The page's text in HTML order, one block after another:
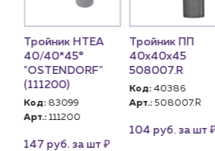
Тройник HTEA
40/40*45°
"OSTENDORF"
(111200)
Код: 83099
Арт.: 111200
147 руб. за шт₽
Тройник ПП
40х40х45
508007.R
Код: 40386
Арт.: 508007.R
104 руб. за шт